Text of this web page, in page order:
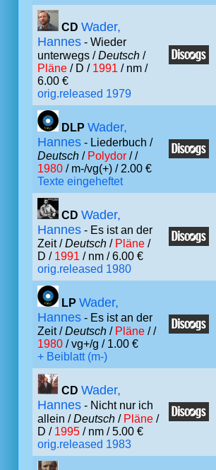
CD Wader,
Hannes - Wieder
unterwegs /Deutsch /
Pläne / D / 1991 / nm /
6.00 €
orig.released 1979
DLP Wader,
Hannes - Liederbuch /
Deutsch / Polydor / /
1980 / m-/vg(+) / 2.00 €
Texte eingeheftet
CD Wader,
Hannes - Es ist an der
Zeit /Deutsch / Pläne /
D / 1991 / nm / 6.00 €
orig.released 1980
LP Wader,
Hannes - Es ist an der
Zeit /Deutsch / Pläne / /
1980 / vg+/g / 1.00 €
+ Beiblatt (m-)
CD Wader,
Hannes - Nicht nur ich
allein /Deutsch / Pläne /
D / 1995 / nm / 5.00 €
orig.released 1983